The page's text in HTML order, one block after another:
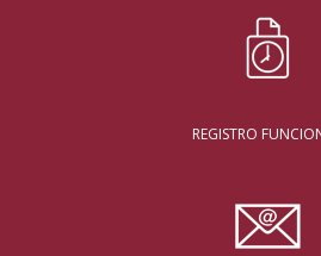
REGISTRO